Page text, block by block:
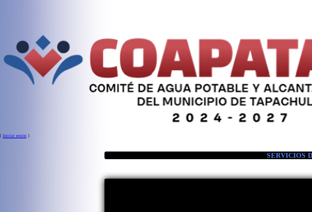
[ Iniciar sesión ]
SERVICIOS